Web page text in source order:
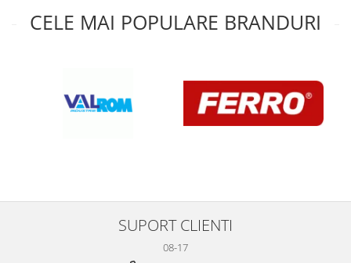
CELE MAI POPULARE BRANDURI
SUPORT CLIENTI
08-17